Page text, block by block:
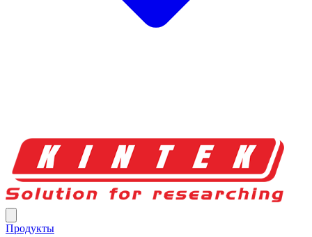
Продукты